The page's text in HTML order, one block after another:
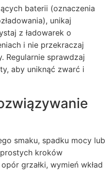
baterii (oznaczenia
unikaj
z ładowarek o
i nie przekraczaj
Regularnie sprawdzaj
aby uniknąć zwarć i
smaku, spadku mocy lub
kroków
grzałki, wymień wkład